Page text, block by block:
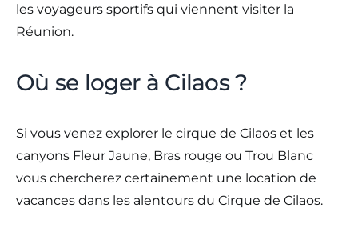
les voyageurs sportifs qui viennent visiter la
Réunion.
Où se loger à Cilaos ?
Si vous venez explorer le cirque de Cilaos et les
canyons Fleur Jaune, Bras rouge ou Trou Blanc
vous chercherez certainement une location de
vacances dans les alentours du Cirque de Cilaos.